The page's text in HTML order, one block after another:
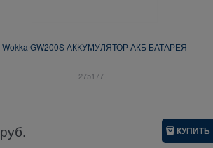
Wokka GW200S АККУМУЛЯТОР АКБ БАТАРЕЯ
275177
руб. КУПИТЬ